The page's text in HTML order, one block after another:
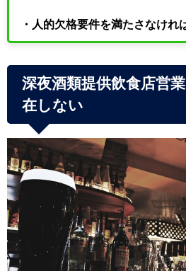
・人的欠格要件を満たさなけれ
深夜酒類提供飲食店営
在しない